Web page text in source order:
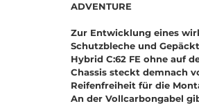
ADVENTURE
Zur Entwicklung eines
Schutzbleche und
Hybrid C:62 FE ohne auf
Chassis steckt demnach
Reifenfreiheit für die
An der Vollcarbongabel